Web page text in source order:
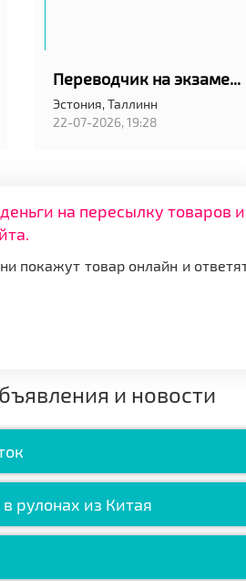
Переводчик на экзамен в АРК в Таллинн
Эстония,Таллинн
22-07-2026, 19:28
на пересылку товаров и
покажут товар онлайн и
и новости
рулонах из Китая